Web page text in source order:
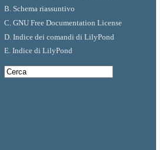
B. Schema riassuntivo
C. GNU Free Documentation License
D. Indice dei comandi di LilyPond
E. Indice di LilyPond